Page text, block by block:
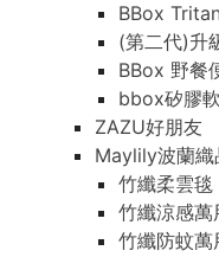
BBox
(第二代)升
BBox 野餐
bbox矽膠
ZAZU好朋友
Maylily波蘭織
竹纖柔雲毯
竹纖涼感萬
竹纖防蚊萬